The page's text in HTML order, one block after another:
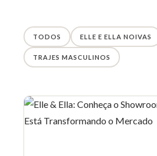
TODOS ELLE E ELLA NOIVAS
TRAJES MASCULINOS